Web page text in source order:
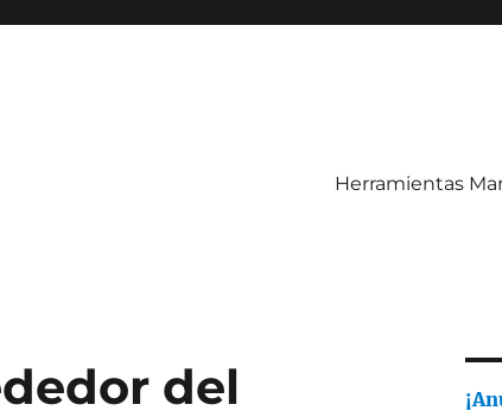
Herramientas
del